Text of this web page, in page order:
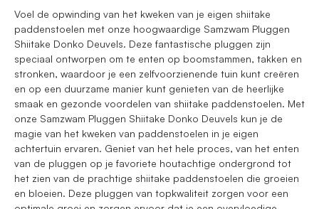
Voel de opwinding van het kweken van je eigen shiitake
paddenstoelen met onze hoogwaardige Samzwam Pluggen
Shiitake Donko Deuvels. Deze fantastische pluggen zijn
speciaal ontworpen om te enten op boomstammen, takken en
stronken, waardoor je een zelfvoorzienende tuin kunt creëren
en op een duurzame manier kunt genieten van de heerlijke
smaak en gezonde voordelen van shiitake paddenstoelen. Met
onze Samzwam Pluggen Shiitake Donko Deuvels kun je de
magie van het kweken van paddenstoelen in je eigen
achtertuin ervaren. Geniet van het hele proces, van het enten
van de pluggen op je favoriete houtachtige ondergrond tot
het zien van de prachtige shiitake paddenstoelen die groeien
en bloeien. Deze pluggen van topkwaliteit zorgen voor een